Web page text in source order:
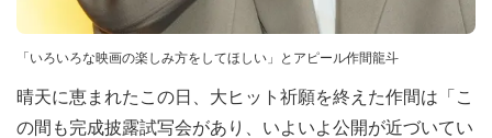
「いろいろな映画の楽しみ方をしてほしい」とアピール作間龍斗
晴天に恵まれたこの日、大ヒット祈願を終えた作間は「こ
の間も完成披露試写会があり、いよいよ公開が近づいてい